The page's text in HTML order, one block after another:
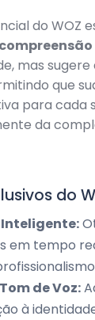
do WOZ
mas sugere
que
para cada
da
do
em tempo
de Voz:
à